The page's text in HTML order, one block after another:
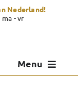
Nederland!
- vr
Menu